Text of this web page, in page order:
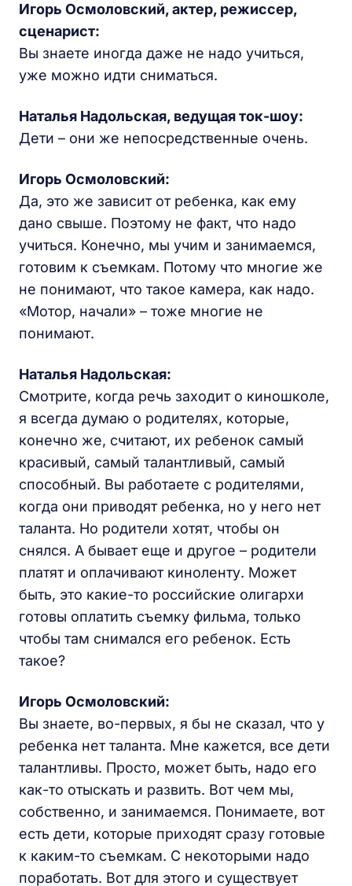
Игорь Осмоловский, актер, режиссер,
сценарист:
Вы знаете иногда даже не надо учиться,
уже можно идти сниматься.
Наталья Надольская, ведущая ток-шоу:
Дети – они же непосредственные очень.
Игорь Осмоловский:
Да, это же зависит от ребенка, как ему
дано свыше. Поэтому не факт, что надо
учиться. Конечно, мы учим и занимаемся,
готовим к съемкам. Потому что многие же
не понимают, что такое камера, как надо.
«Мотор, начали» – тоже многие не
понимают.
Наталья Надольская:
Смотрите, когда речь заходит о киношколе,
я всегда думаю о родителях, которые,
конечно же, считают, их ребенок самый
красивый, самый талантливый, самый
способный. Вы работаете с родителями,
когда они приводят ребенка, но у него нет
таланта. Но родители хотят, чтобы он
снялся. А бывает еще и другое – родители
платят и оплачивают киноленту. Может
быть, это какие-то российские олигархи
готовы оплатить съемку фильма, только
чтобы там снимался его ребенок. Есть
такое?
Игорь Осмоловский:
Вы знаете, во-первых, я бы не сказал, что у
ребенка нет таланта. Мне кажется, все дети
талантливы. Просто, может быть, надо его
как-то отыскать и развить. Вот чем мы,
собственно, и занимаемся. Понимаете, вот
есть дети, которые приходят сразу готовые
к каким-то съемкам. С некоторыми надо
поработать. Вот для этого и существует